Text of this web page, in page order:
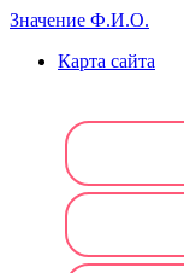
Значение Ф.И.О.
Карта сайта